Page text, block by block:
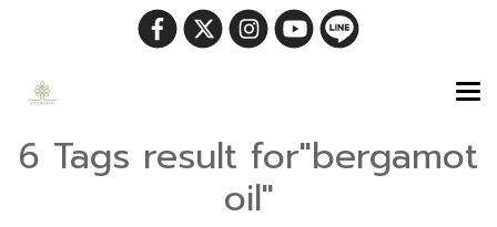
6 Tags result for"bergamot
oil"